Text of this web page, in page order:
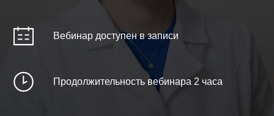
Вебинар доступен в записи
Продолжительность вебинара 2 часа